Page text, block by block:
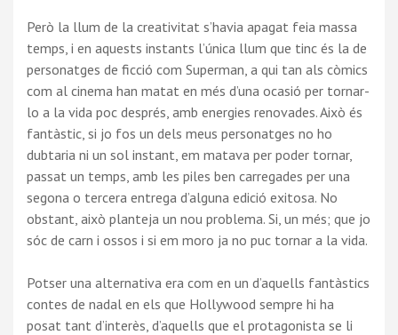
Però la llum de la creativitat s’havia apagat feia massa
temps, i en aquests instants l’única llum que tinc és la de
personatges de ficció com Superman, a qui tan als còmics
com al cinema han matat en més d’una ocasió per tornar-
lo a la vida poc després, amb energies renovades. Això és
fantàstic, si jo fos un dels meus personatges no ho
dubtaria ni un sol instant, em matava per poder tornar,
passat un temps, amb les piles ben carregades per una
segona o tercera entrega d’alguna edició exitosa. No
obstant, això planteja un nou problema. Si, un més; que jo
sóc de carn i ossos i si em moro ja no puc tornar a la vida.
Potser una alternativa era com en un d’aquells fantàstics
contes de nadal en els que Hollywood sempre hi ha
posat tant d’interès, d’aquells que el protagonista se li